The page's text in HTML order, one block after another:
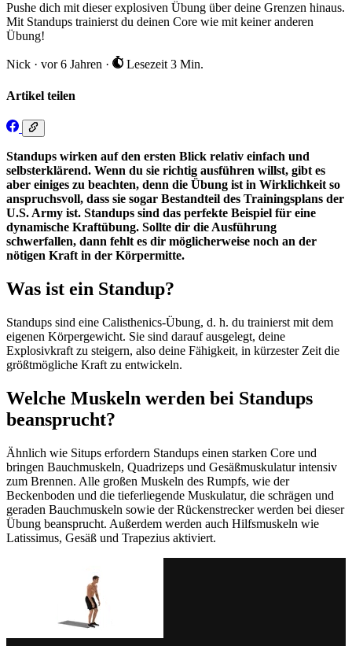
Pushe dich mit dieser explosiven Übung über deine Grenzen hinaus.
Mit Standups trainierst du deinen Core wie mit keiner anderen
Übung!
Nick · vor 6 Jahren · Lesezeit 3 Min.
Artikel teilen
Standups wirken auf den ersten Blick relativ einfach und
selbsterklärend. Wenn du sie richtig ausführen willst, gibt es
aber einiges zu beachten, denn die Übung ist in Wirklichkeit so
anspruchsvoll, dass sie sogar Bestandteil des Trainingsplans der
U.S. Army ist. Standups sind das perfekte Beispiel für eine
dynamische Kraftübung. Sollte dir die Ausführung
schwerfallen, dann fehlt es dir möglicherweise noch an der
nötigen Kraft in der Körpermitte.
Was ist ein Standup?
Standups sind eine Calisthenics-Übung, d. h. du trainierst mit dem
eigenen Körpergewicht. Sie sind darauf ausgelegt, deine
Explosivkraft zu steigern, also deine Fähigkeit, in kürzester Zeit die
größtmögliche Kraft zu entwickeln.
Welche Muskeln werden bei Standups
beansprucht?
Ähnlich wie Situps erfordern Standups einen starken Core und
bringen Bauchmuskeln, Quadrizeps und Gesäßmuskulatur intensiv
zum Brennen. Alle großen Muskeln des Rumpfs, wie der
Beckenboden und die tieferliegende Muskulatur, die schrägen und
geraden Bauchmuskeln sowie der Rückenstrecker werden bei dieser
Übung beansprucht. Außerdem werden auch Hilfsmuskeln wie
Latissimus, Gesäß und Trapezius aktiviert.